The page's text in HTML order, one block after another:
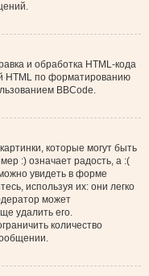
и обработка HTML-кода
HTML по форматированию
BBCode.
которые могут быть
:) означает радость, а :(
увидеть в форме
используя их: они легко
может
удалить его.
количество